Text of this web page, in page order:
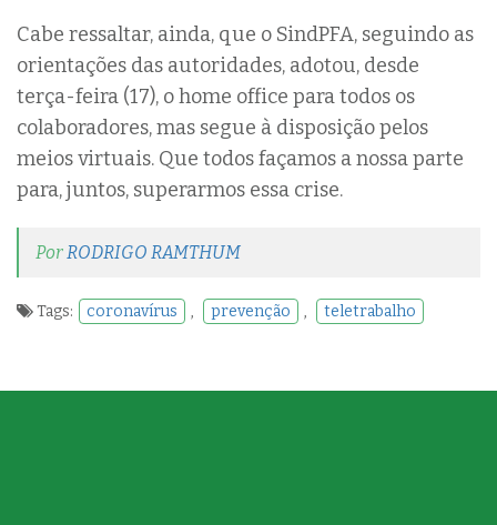
Cabe ressaltar, ainda, que o SindPFA, seguindo as
orientações das autoridades, adotou, desde
terça-feira (17), o home office para todos os
colaboradores, mas segue à disposição pelos
meios virtuais. Que todos façamos a nossa parte
para, juntos, superarmos essa crise.
PorRODRIGO RAMTHUM
Tags: coronavírus , prevenção , teletrabalho